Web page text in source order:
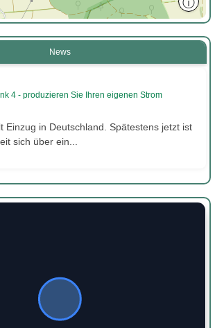
News
4 - produzieren Sie Ihren eigenen Strom
Einzug in Deutschland. Spätestens jetzt ist
sich über ein...